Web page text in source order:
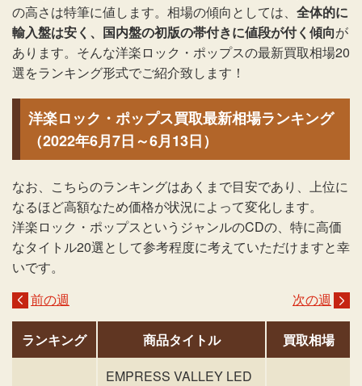
の高さは特筆に値します。相場の傾向としては、 全体的に
輸入盤は安く、国内盤の初版の帯付きに値段が付く傾向が
あります。そんな洋楽ロック・ポップスの最新買取相場20
選をランキング形式でご紹介致します！
洋楽ロック・ポップス買取最新相場ランキング
（2022年6月7日～6月13日）
なお、こちらのランキングはあくまで目安であり、上位に
なるほど高額なため価格が状況によって変化します。
洋楽ロック・ポップスというジャンルのCDの、特に高価
なタイトル20選として参考程度に考えていただけますと幸
いです。
前の週
次の週
ランキング 商品タイトル 買取相場
EMPRESS VALLEY LED